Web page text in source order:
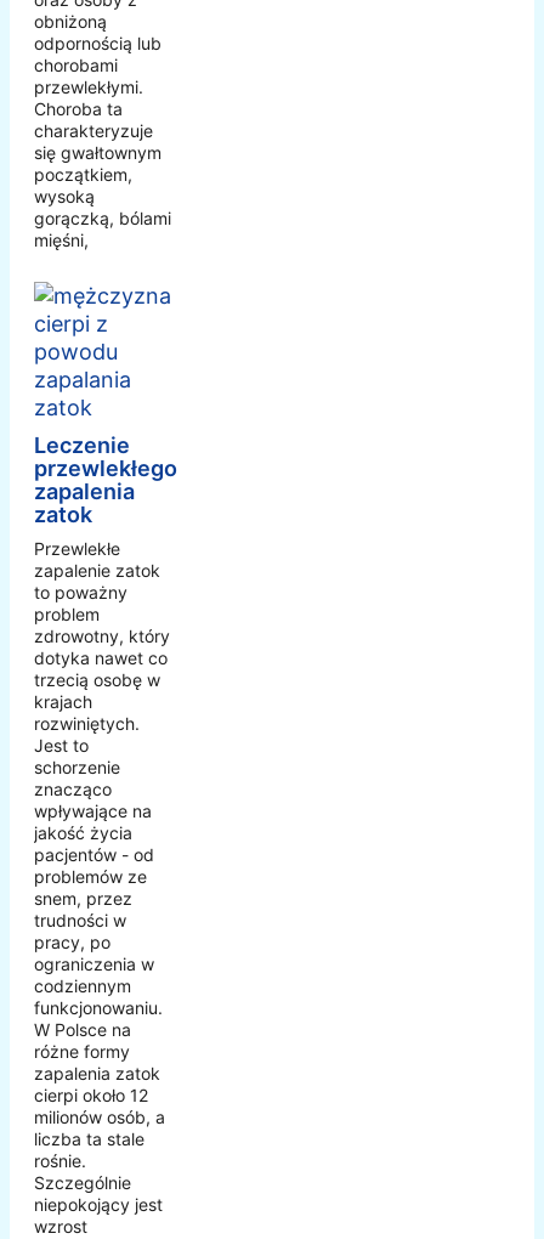
obniżoną
odpornością lub
chorobami
przewlekłymi.
Choroba ta
charakteryzuje
się gwałtownym
początkiem,
wysoką
gorączką, bólami
mięśni,
Leczenie
przewlekłego
zapalenia
zatok
Przewlekłe
zapalenie zatok
to poważny
problem
zdrowotny, który
dotyka nawet co
trzecią osobę w
krajach
rozwiniętych.
Jest to
schorzenie
znacząco
wpływające na
jakość życia
pacjentów - od
problemów ze
snem, przez
trudności w
pracy, po
ograniczenia w
codziennym
funkcjonowaniu.
W Polsce na
różne formy
zapalenia zatok
cierpi około 12
milionów osób, a
liczba ta stale
rośnie.
Szczególnie
niepokojący jest
wzrost